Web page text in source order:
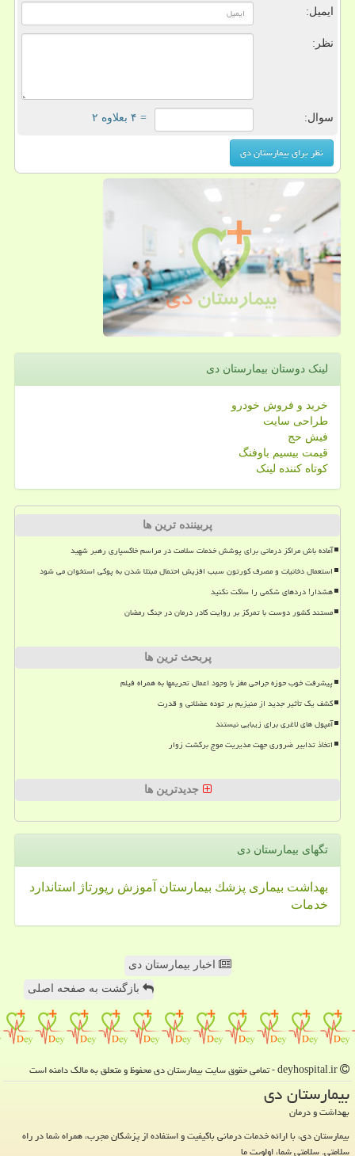
ایمیل:
نظر:
سوال: = ۴ بعلاوه ۲
لینک دوستان بیمارستان دی
خرید و فروش خودرو
طراحی سایت
فیش حج
قیمت بیسیم باوفنگ
کوتاه کننده لینک
پربیننده ترین ها
آماده باش مراکز درمانی برای پوشش خدمات سلامت در مراسم خاکسپاری رهبر شهید
استعمال دخانیات و مصرف کورتون سبب افزیش احتمال مبتلا شدن به پوکی استخوان می شود
هشدار! دردهای شکمی را ساکت نکنید
مستند کشور دوست با تمرکز بر روایت کادر درمان در جنگ رمضان
پربحث ترین ها
پیشرفت خوب حوزه جراحی مغز با وجود اعمال تحریمها به همراه فیلم
کشف یک تأثیر جدید از منیزیم بر توده عضلانی و قدرت
آمپول های لاغری برای زیبایی نیستند
اتخاذ تدابیر ضروری جهت مدیریت موج برگشت زوار
جدیدترین ها
تگهای بیمارستان دی
بهداشت بیماری پزشك بیمارستان آموزش رپورتاژ
استاندارد
خدمات
اخبار بیمارستان دی
بازگشت به صفحه اصلی
بیمارستان دی
بهداشت و درمان
بیمارستان دی، با ارائه خدمات درمانی باکیفیت و استفاده از پزشکان مجرب، همراه شما در راه
سلامتی. سلامتی شما، اولویت ما